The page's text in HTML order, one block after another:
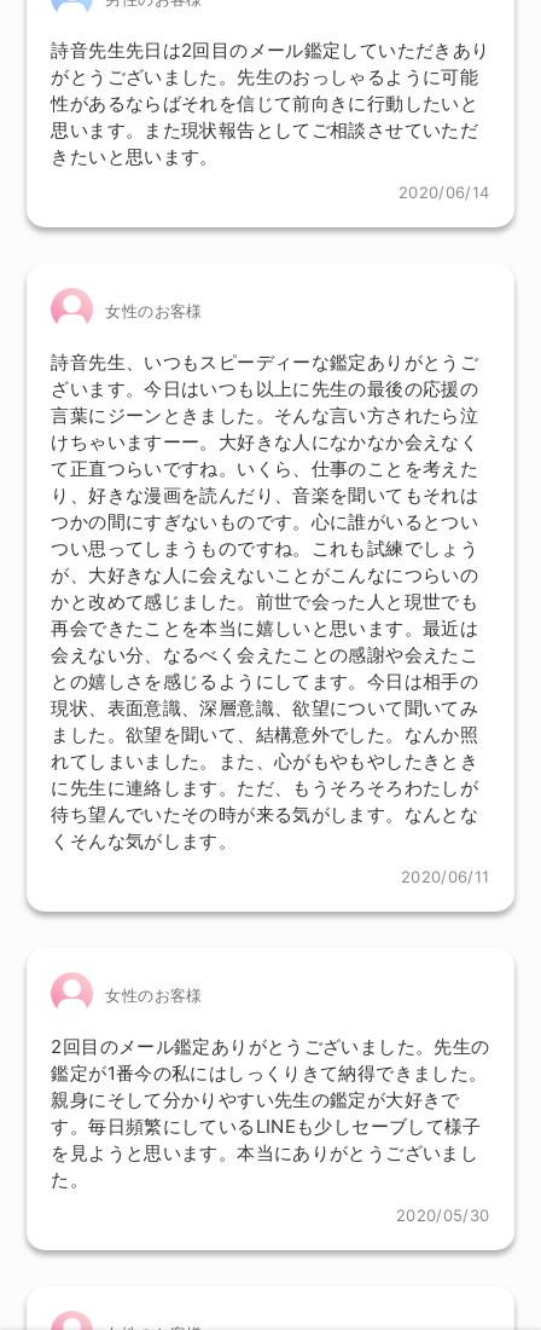
詩音先生先日は2回目のメール鑑定していただきあり
がとうございました。先生のおっしゃるように可能
性があるならばそれを信じて前向きに行動したいと
思います。また現状報告としてご相談させていただ
きたいと思います。
2020/06/14
女性のお客様
詩音先生、いつもスピーディーな鑑定ありがとうご
ざいます。今日はいつも以上に先生の最後の応援の
言葉にジーンときました。そんな言い方されたら泣
けちゃいますーー。大好きな人になかなか会えなく
て正直つらいですね。いくら、仕事のことを考えた
り、好きな漫画を読んだり、音楽を聞いてもそれは
つかの間にすぎないものです。心に誰がいるとつい
つい思ってしまうものですね。これも試練でしょう
が、大好きな人に会えないことがこんなにつらいの
かと改めて感じました。前世で会った人と現世でも
再会できたことを本当に嬉しいと思います。最近は
会えない分、なるべく会えたことの感謝や会えたこ
との嬉しさを感じるようにしてます。今日は相手の
現状、表面意識、深層意識、欲望について聞いてみ
ました。欲望を聞いて、結構意外でした。なんか照
れてしまいました。また、心がもやもやしたきとき
に先生に連絡します。ただ、もうそろそろわたしが
待ち望んでいたその時が来る気がします。なんとな
くそんな気がします。
2020/06/11
女性のお客様
2回目のメール鑑定ありがとうございました。先生の
鑑定が1番今の私にはしっくりきて納得できました。
親身にそして分かりやすい先生の鑑定が大好きで
す。毎日頻繁にしているLINEも少しセーブして様子
を見ようと思います。本当にありがとうございまし
た。
2020/05/30